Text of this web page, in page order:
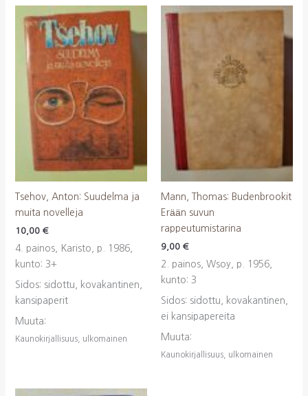
Tsehov, Anton: Suudelma ja
muita novelleja
10,00 €
4. painos, Karisto, p. 1986,
kunto: 3+
Sidos: sidottu, kovakantinen,
kansipaperit
Muuta:
Kaunokirjallisuus, ulkomainen
Mann, Thomas: Budenbrookit
Erään suvun
rappeutumistarina
9,00 €
2. painos, Wsoy, p. 1956,
kunto: 3
Sidos: sidottu, kovakantinen,
ei kansipapereita
Muuta:
Kaunokirjallisuus, ulkomainen